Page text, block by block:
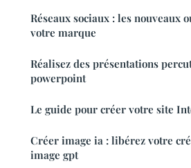
Réseaux sociaux : les nouveaux
votre marque
Réalisez des présentations
powerpoint
Le guide pour créer votre site
Créer image ia : libérez votre
image gpt